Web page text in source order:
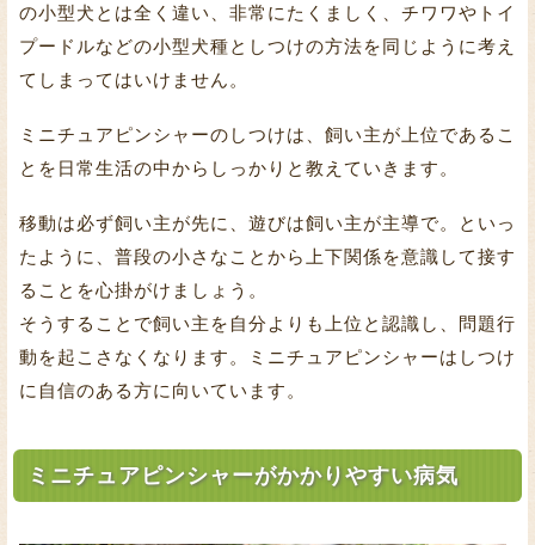
の小型犬とは全く違い、非常にたくましく、チワワやトイ
プードルなどの小型犬種としつけの方法を同じように考え
てしまってはいけません。
ミニチュアピンシャーのしつけは、飼い主が上位であるこ
とを日常生活の中からしっかりと教えていきます。
移動は必ず飼い主が先に、遊びは飼い主が主導で。といっ
たように、普段の小さなことから上下関係を意識して接す
ることを心掛がけましょう。
そうすることで飼い主を自分よりも上位と認識し、問題行
動を起こさなくなります。ミニチュアピンシャーはしつけ
に自信のある方に向いています。
ミニチュアピンシャーがかかりやすい病気